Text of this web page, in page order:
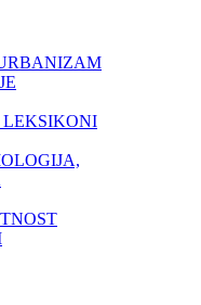
LEKSIKONI